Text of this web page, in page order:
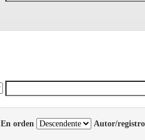
En orden Autor/registro